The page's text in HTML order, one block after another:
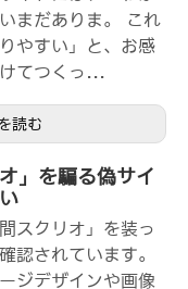
まだありま。 これ
やすい」と、お感
てつくっ...
読む
」を騙る偽サイ
スクリオ」を装っ
認されています。
ジデザインや画像